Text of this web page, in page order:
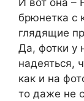
И вот она –
брюнетка с
глядящие
Да, фотки у
надеяться,
как и на
то даже не